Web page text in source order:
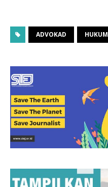
ADVOKAD HUKUM